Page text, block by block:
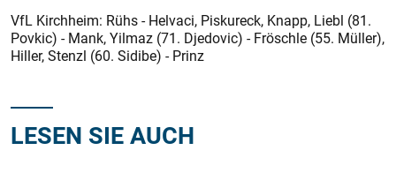
VfL Kirchheim: Rühs - Helvaci, Piskureck, Knapp, Liebl (81.
Povkic) - Mank, Yilmaz (71. Djedovic) - Fröschle (55. Müller),
Hiller, Stenzl (60. Sidibe) - Prinz
LESEN SIE AUCH